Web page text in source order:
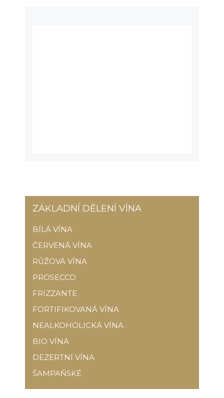
ZÁKLADNÍ DĚLENÍ VÍNA
BÍLÁ VÍNA
ČERVENÁ VÍNA
RŮŽOVÁ VÍNA
PROSECCO
FRIZZANTE
FORTIFIKOVANÁ VÍNA
NEALKOHOLICKÁ VÍNA
BIO VÍNA
DEZERTNÍ VÍNA
ŠAMPAŇSKÉ